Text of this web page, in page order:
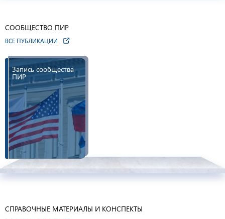
СООБЩЕСТВО ПИР
ВСЕ ПУБЛИКАЦИИ
Запись сообщества
ПИР
СПРАВОЧНЫЕ МАТЕРИАЛЫ И КОНСПЕКТЫ